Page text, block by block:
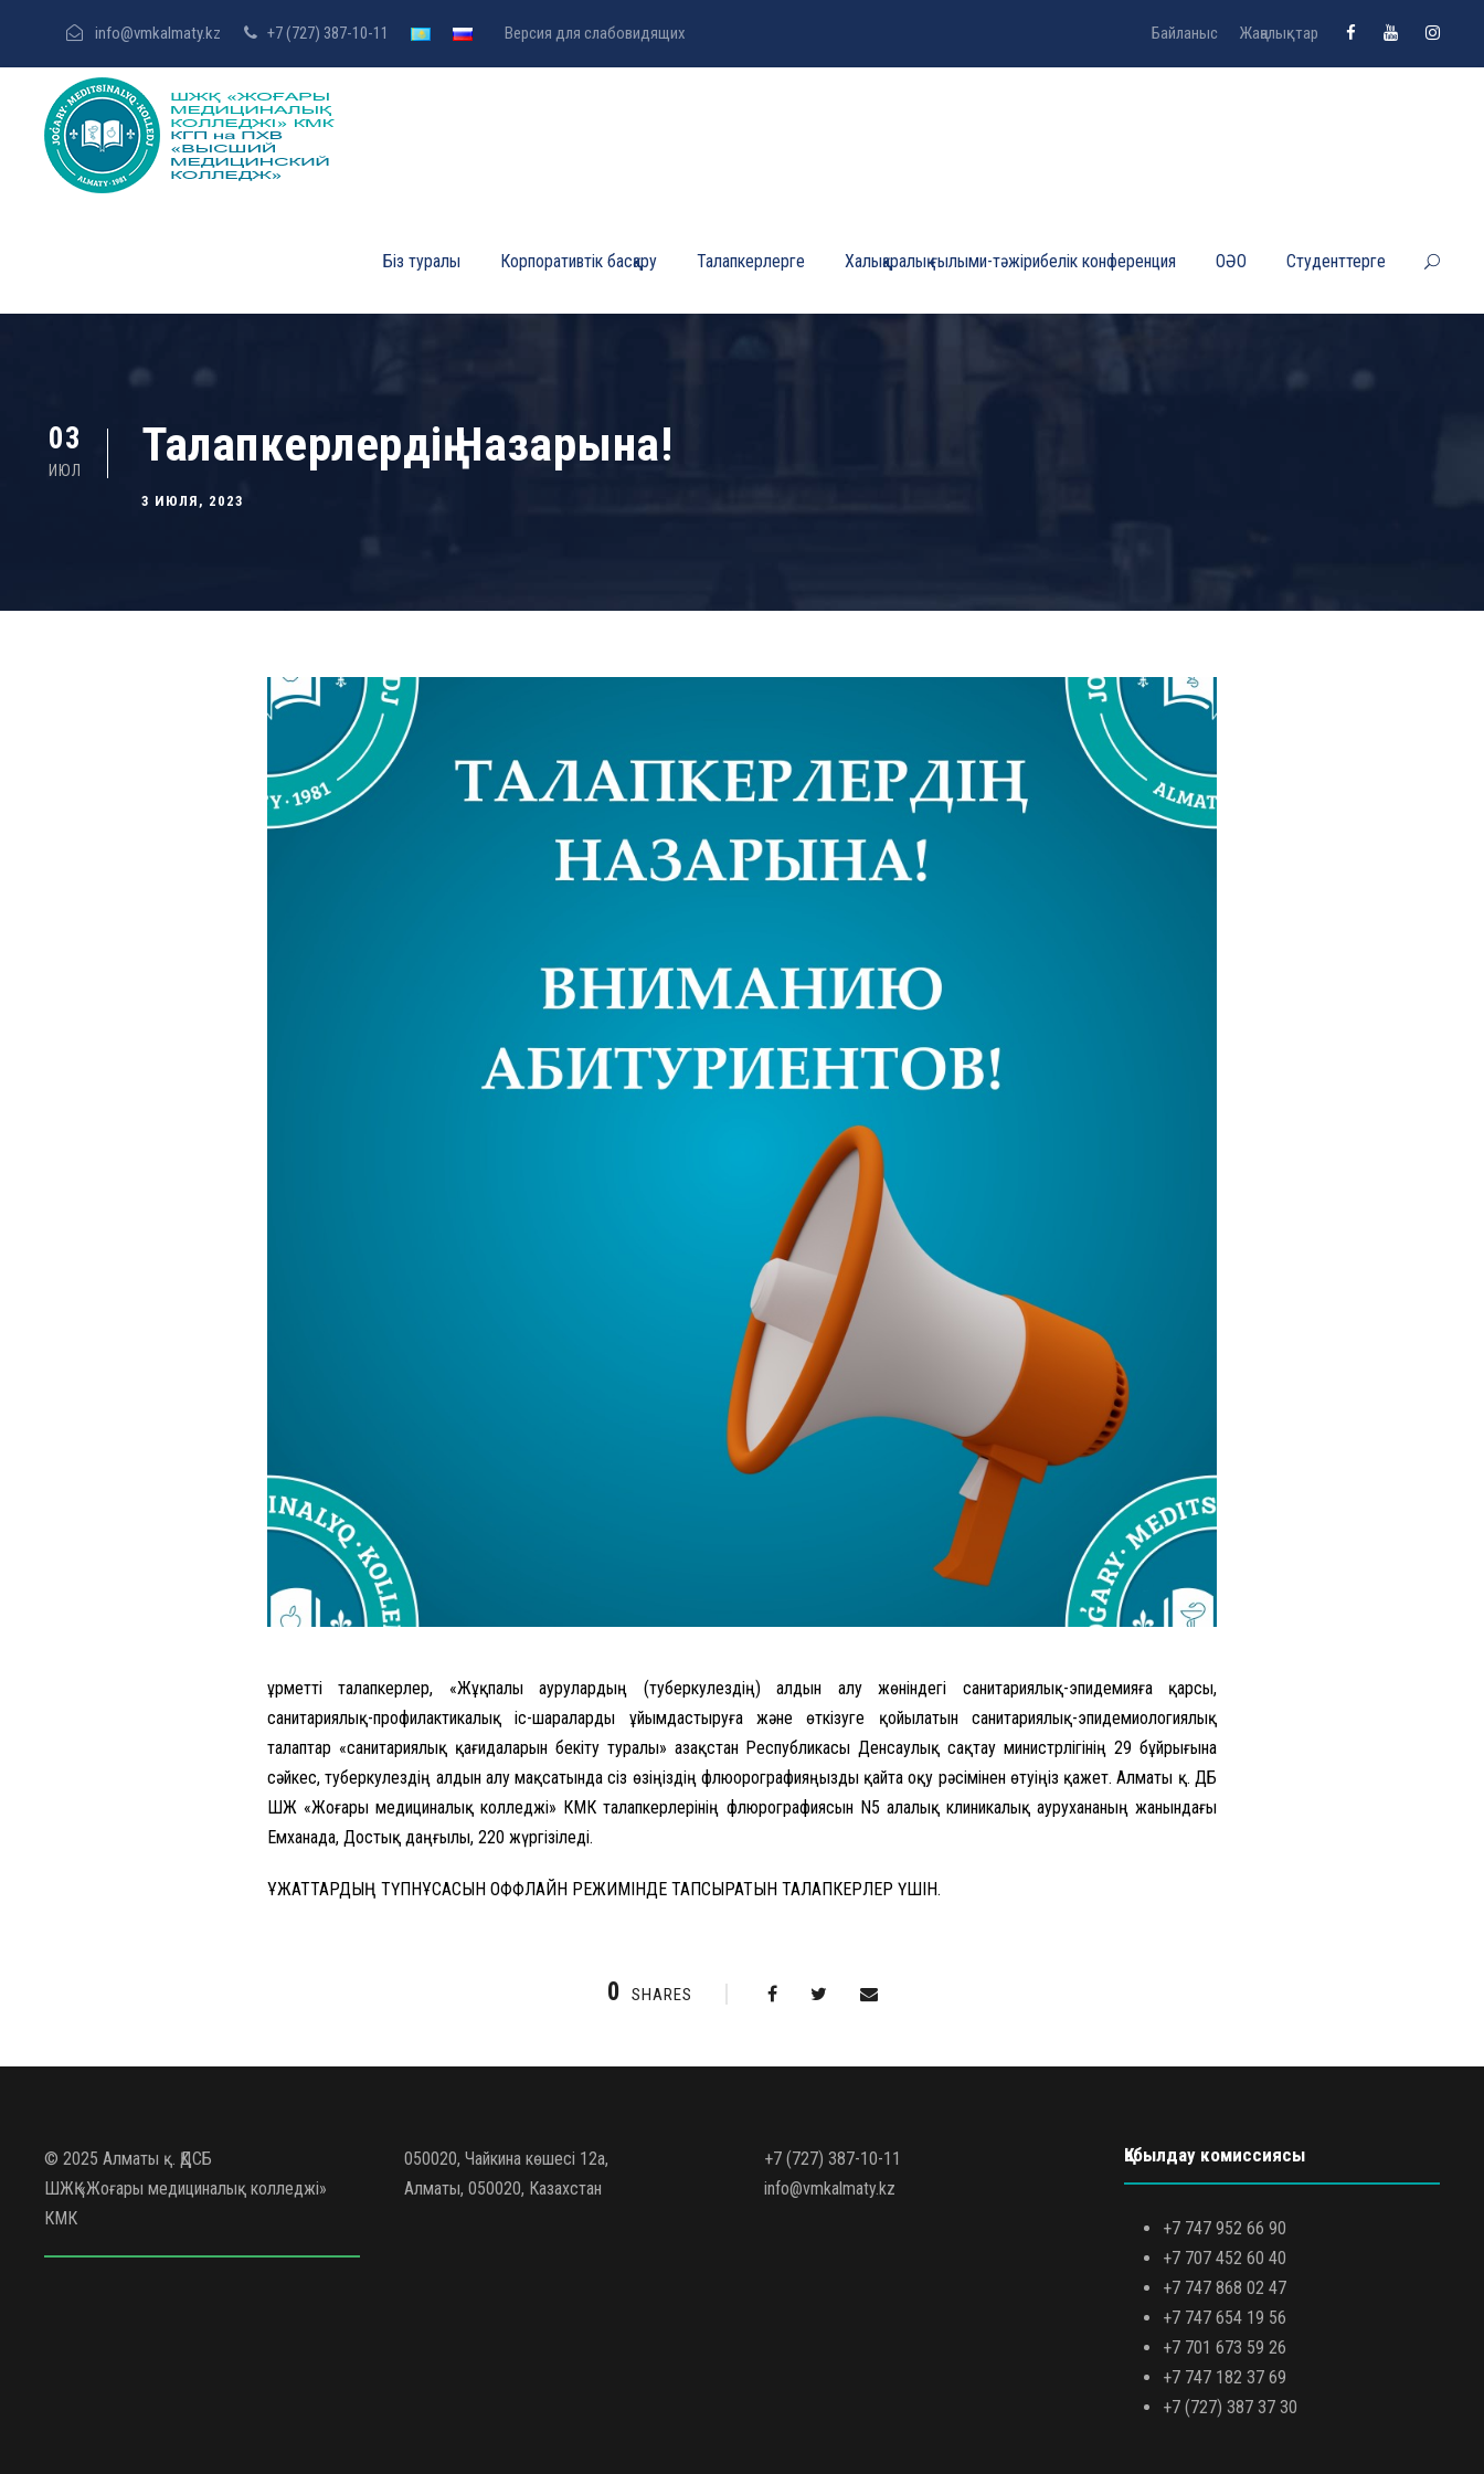
info@vmkalmaty.kz +7 (727) 387-10-11 Версия для слабовидящих Байланыс Жаңалықтар
Біз туралы Корпоративтік басқару Талапкерлерге Халықаралық ғылыми-тәжірибелік конференция ОӘО Студенттерге
03
ИЮЛ Талапкерлердің Назарына!
3 ИЮЛЯ, 2023
Құрметті талапкерлер, «Жұқпалы аурулардың (туберкулездің) алдын алу жөніндегі санитариялық-эпидемияға қарсы,
санитариялық-профилактикалық іс-шараларды ұйымдастыруға және өткізуге қойылатын санитариялық-эпидемиологиялық
талаптар «санитариялық қағидаларын бекіту туралы» Қазақстан Республикасы Денсаулық сақтау министрлігінің 29 бұйрығына
сәйкес, туберкулездің алдын алу мақсатында сіз өзіңіздің флюорографияңызды қайта оқу рәсімінен өтуіңіз қажет. Алматы қ. ҚДБ
ШЖҚ «Жоғары медициналық колледжі» КМК талапкерлерінің флюрографиясын N5 Қалалық клиникалық аурухананың жанындағы
Емханада, Достық даңғылы, 220 жүргізіледі.
ҚҰЖАТТАРДЫҢ ТҮПНҰСҚАСЫН ОФФЛАЙН РЕЖИМІНДЕ ТАПСЫРАТЫН ТАЛАПКЕРЛЕР ҮШІН.
0 SHARES
© 2025 Алматы қ. ҚДСБ
ШЖҚ «Жоғары медициналық колледжі»
КМК
050020, Чайкина көшесі 12а,
Алматы, 050020, Казахстан
+7 (727) 387-10-11
info@vmkalmaty.kz
Қабылдау комиссиясы
+7 747 952 66 90
+7 707 452 60 40
+7 747 868 02 47
+7 747 654 19 56
+7 701 673 59 26
+7 747 182 37 69
+7 (727) 387 37 30